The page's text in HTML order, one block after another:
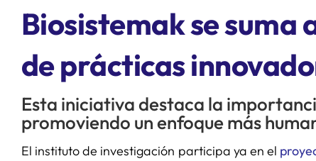
Biosistemak se suma
de prácticas
Esta iniciativa destaca la
promoviendo un enfoque más
El instituto de investigación participa ya en el